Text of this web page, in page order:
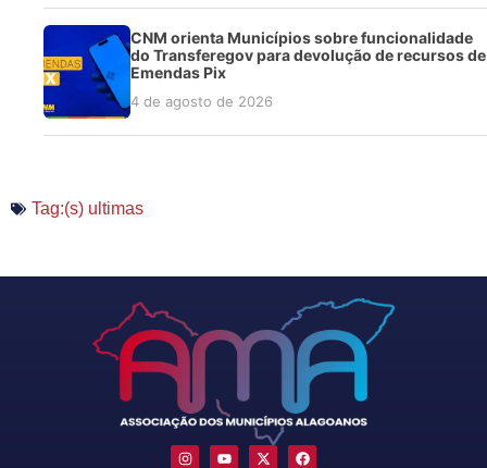
CNM orienta Municípios sobre funcionalidade
do Transferegov para devolução de recursos de
Emendas Pix
4 de agosto de 2026
Tag:(s) ultimas